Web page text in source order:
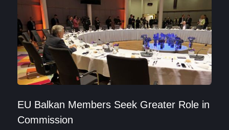
EU Balkan Members Seek Greater Role in
Commission